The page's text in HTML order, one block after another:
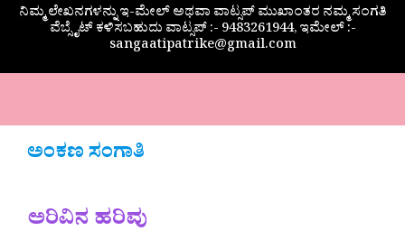
ನಿಮ್ಮ ಲೇಖನಗಳನ್ನು ಇ-ಮೇಲ್ ಅಥವಾ ವಾಟ್ಸಪ್ ಮುಖಾಂತರ ನಮ್ಮ ಸಂಗತಿ
ವೆಬ್ಸೈಟ್ ಕಳಿಸಬಹುದು ವಾಟ್ಸಪ್‌ :- 9483261944, ಇಮೇಲ್ :-
sangaatipatrike@gmail.com
ಅಂಕಣ ಸಂಗಾತಿ
ಅರಿವಿನ ಹರಿವು